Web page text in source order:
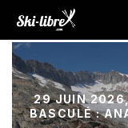
29 JUIN 2026,
BASCULÉ :